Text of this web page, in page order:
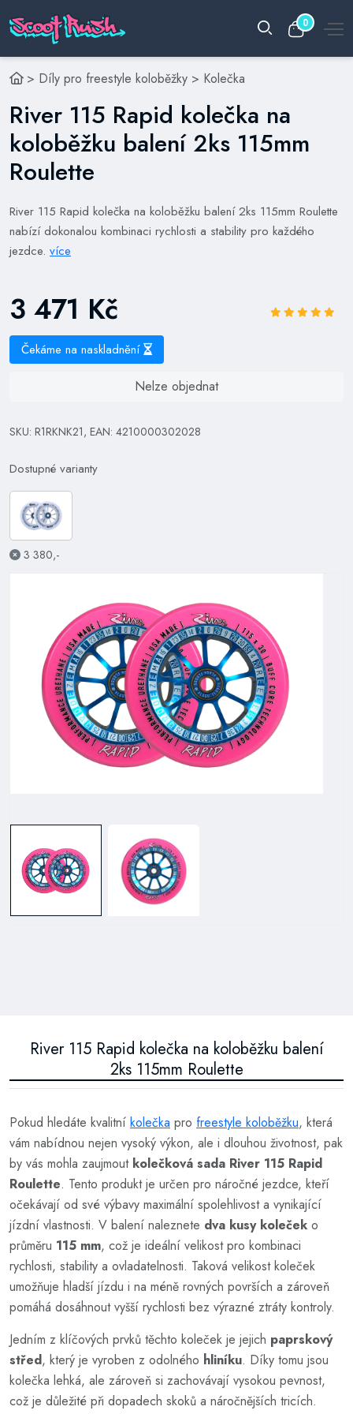
0
> Díly pro freestyle koloběžky > Kolečka
River 115 Rapid kolečka na
koloběžku balení 2ks 115mm
Roulette
River 115 Rapid kolečka na koloběžku balení 2ks 115mm Roulette
nabízí dokonalou kombinaci rychlosti a stability pro každého
jezdce. více
3 471 Kč
Čekáme na naskladnění
Nelze objednat
SKU: R1RKNK21, EAN: 4210000302028
Dostupné varianty
3 380,-
River 115 Rapid kolečka na koloběžku balení
2ks 115mm Roulette
Pokud hledáte kvalitní kolečka pro freestyle koloběžku, která
vám nabídnou nejen vysoký výkon, ale i dlouhou životnost, pak
by vás mohla zaujmout kolečková sada River 115 Rapid
Roulette. Tento produkt je určen pro náročné jezdce, kteří
očekávají od své výbavy maximální spolehlivost a vynikající
jízdní vlastnosti. V balení naleznete dva kusy koleček o
průměru 115 mm, což je ideální velikost pro kombinaci
rychlosti, stability a ovladatelnosti. Taková velikost koleček
umožňuje hladší jízdu i na méně rovných površích a zároveň
pomáhá dosáhnout vyšší rychlosti bez výrazné ztráty kontroly.
Jedním z klíčových prvků těchto koleček je jejich paprskový
střed, který je vyroben z odolného hliníku. Díky tomu jsou
kolečka lehká, ale zároveň si zachovávají vysokou pevnost,
což je důležité při dopadech skoků a náročnějších tricích.